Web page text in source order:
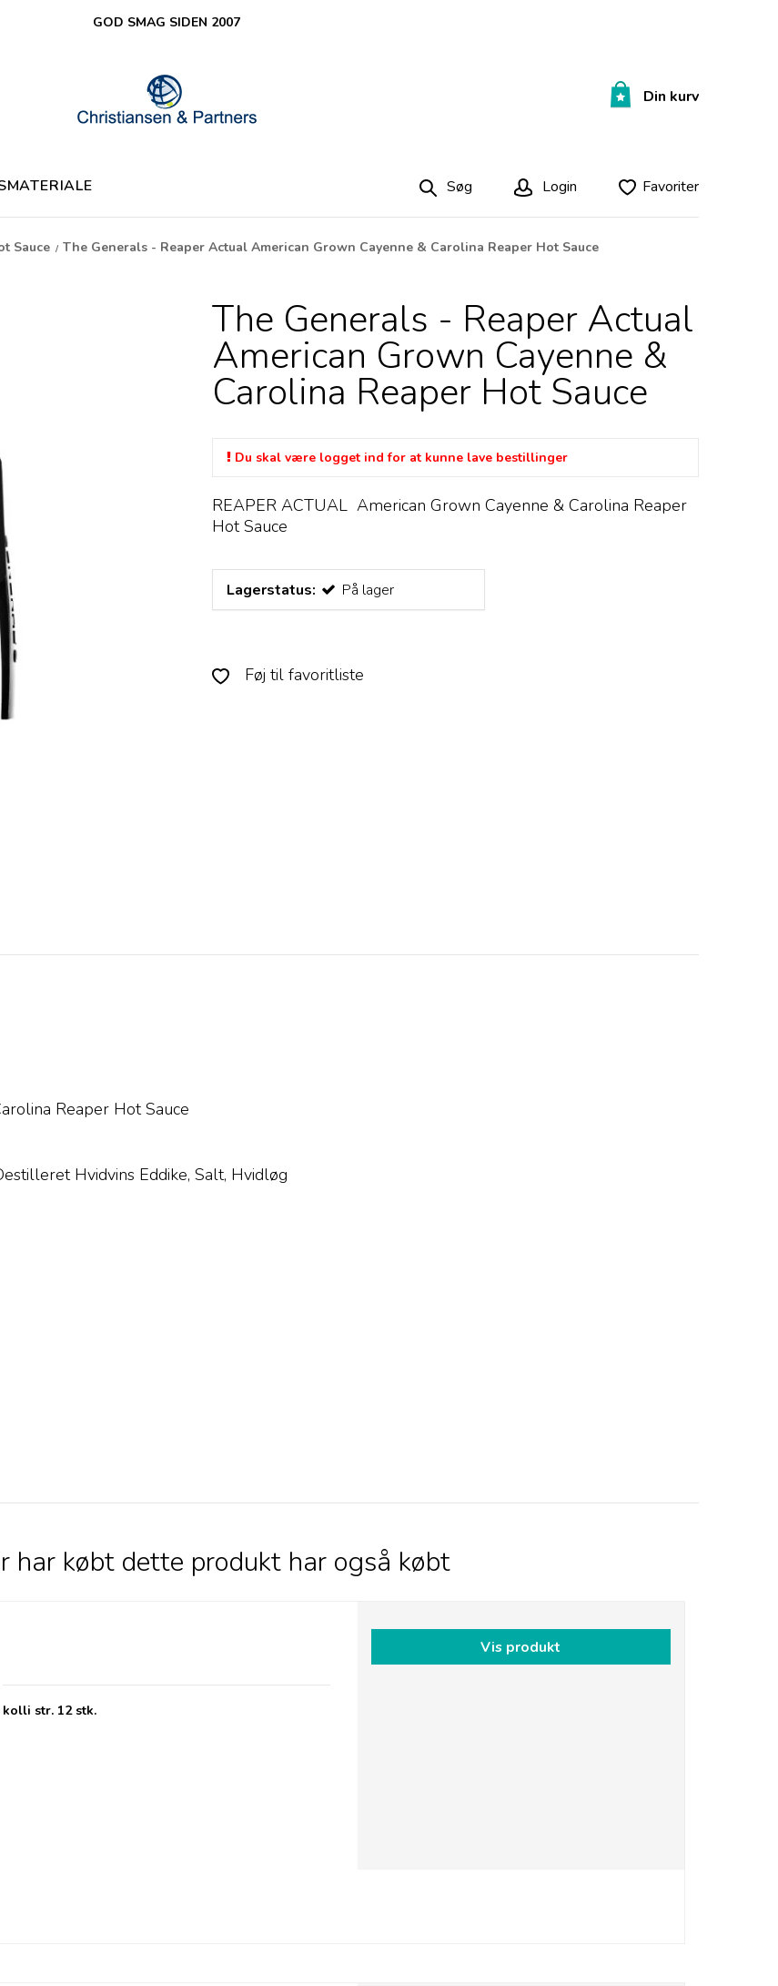
GOD SMAG SIDEN 2007
Din kurv
Søg Login Favoriter
Sauce / The Generals - Reaper Actual American Grown Cayenne & Carolina Reaper Hot Sauce
The Generals - Reaper Actual
American Grown Cayenne &
Carolina Reaper Hot Sauce
Du skal være logget ind for at kunne lave bestillinger
REAPER ACTUAL American Grown Cayenne & Carolina Reaper
Hot Sauce
Lagerstatus: På lager
Føj til favoritliste
Reaper Hot Sauce
Hvidvins Eddike, Salt, Hvidløg
har købt dette produkt har også købt
kolli str. 12 stk.
Vis produkt